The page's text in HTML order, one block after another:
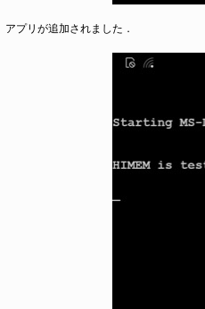
アプリが追加されました．